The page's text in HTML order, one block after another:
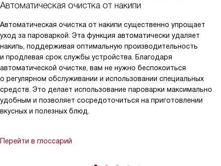
Автоматическая очистка от накипи
Автоматическая очистка от накипи существенно упрощает
уход за пароваркой. Эта функция автоматически удаляет
накипь, поддерживая оптимальную производительность
и продлевая срок службы устройства. Благодаря
автоматической очистке, вам не нужно беспокоиться
о регулярном обслуживании и использовании специальных
средств. Это делает использование пароварки максимально
удобным и позволяет сосредоточиться на приготовлении
вкусных и полезных блюд.
Перейти в глоссарий